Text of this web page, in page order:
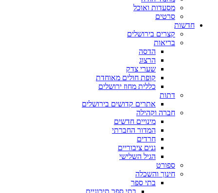
מסעדות ואוכל
סרטים
חדשות
קצרים בירושלים
בריאות
הדסה
הרצוג
שערי צדק
קופת חולים מאוחדת
כללית מחוז ירושלים
דתות
אתרים קדושים בירושלים
חברה וקהילה
מינויים חדשים
המדור החברתי
חרדים
גנים ציבוריים
הגיל השלישי
ספורט
חינוך והשכלה
בתי ספר
בתי ספר תיכוניים